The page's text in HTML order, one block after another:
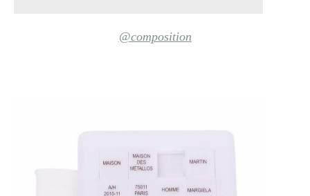
@composition